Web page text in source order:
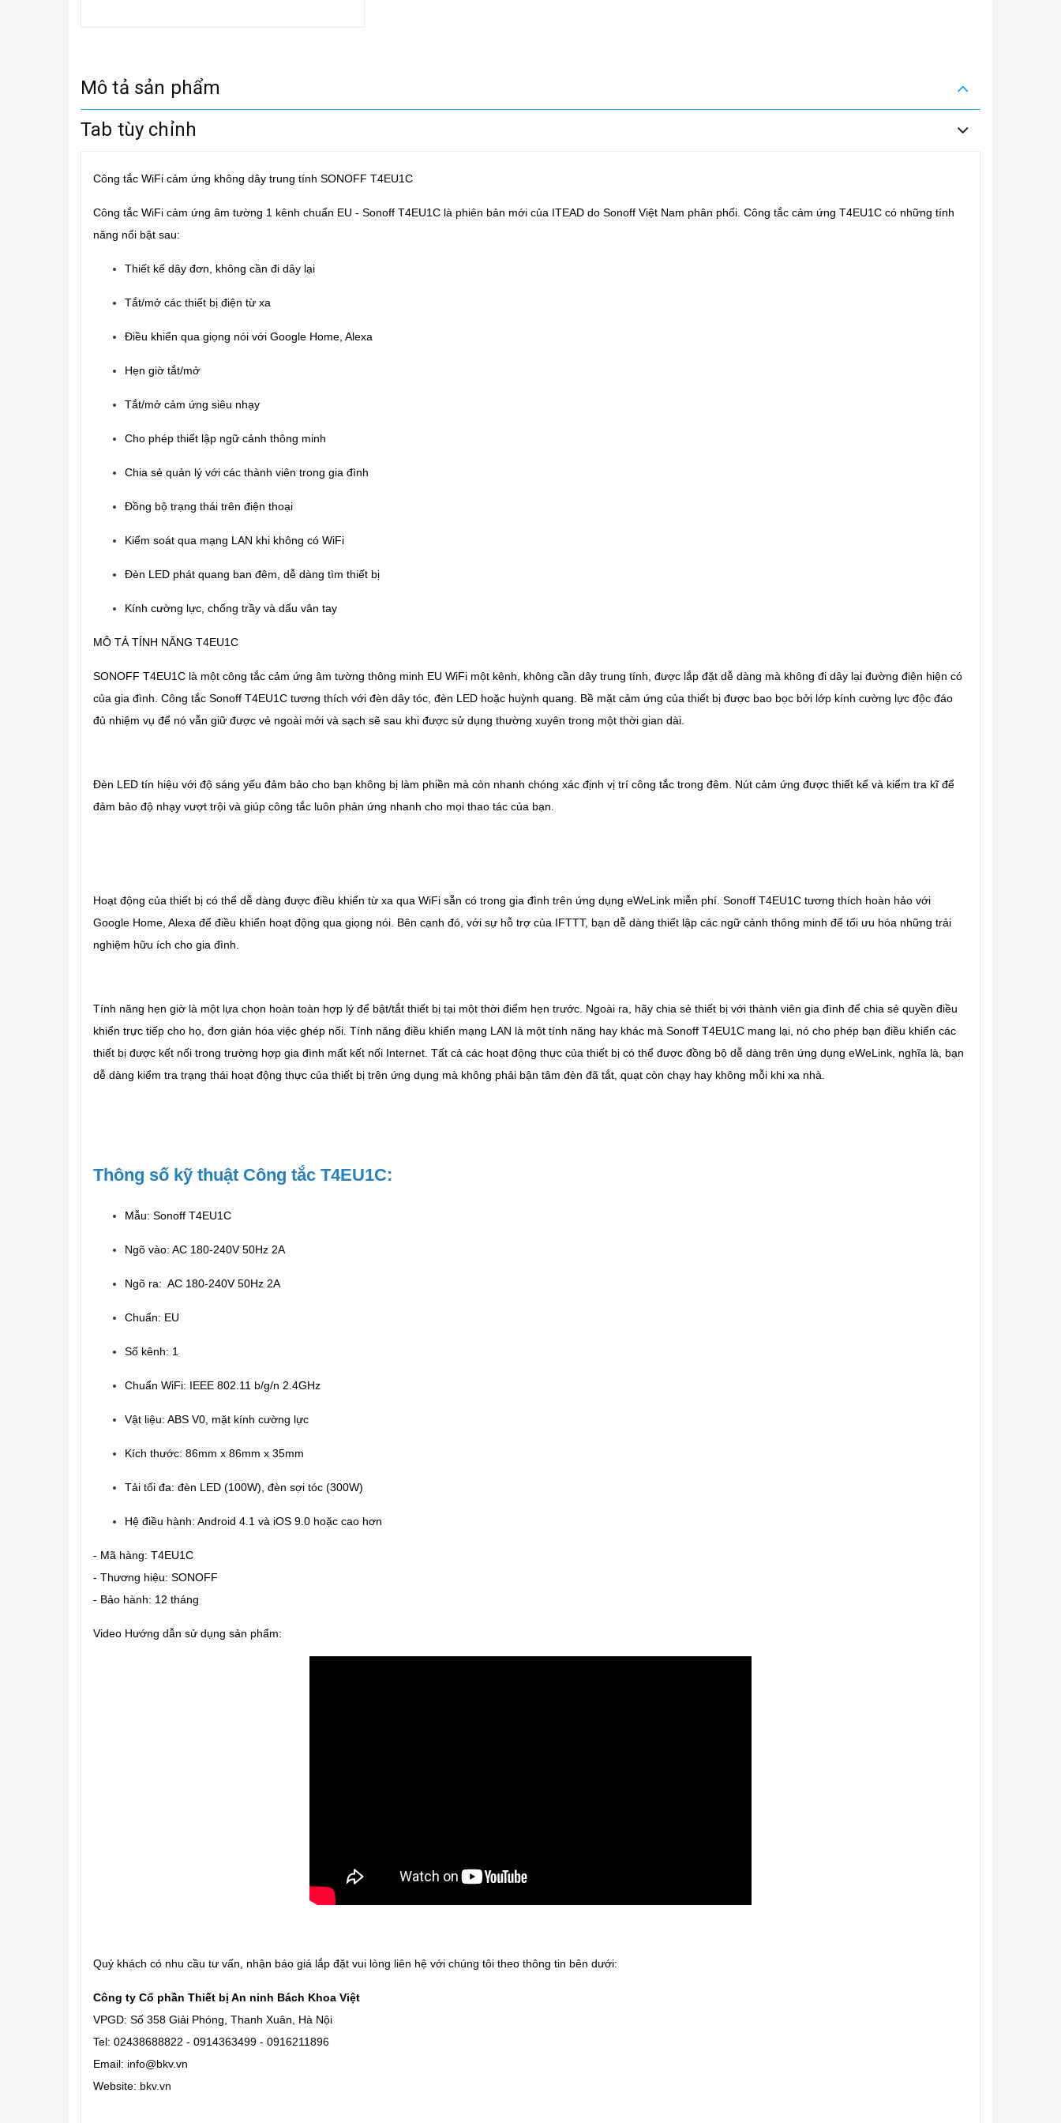
Mô tả sản phẩm
Tab tùy chỉnh
Công tắc WiFi cảm ứng không dây trung tính SONOFF T4EU1C
Công tắc WiFi cảm ứng âm tường 1 kênh chuẩn EU - Sonoff T4EU1C là phiên bản mới của ITEAD do Sonoff Việt Nam phân phối. Công tắc cảm ứng T4EU1C có những tính
năng nổi bật sau:
Thiết kế dây đơn, không cần đi dây lại
Tắt/mở các thiết bị điện từ xa
Điều khiển qua giọng nói với Google Home, Alexa
Hẹn giờ tắt/mở
Tắt/mở cảm ứng siêu nhạy
Cho phép thiết lập ngữ cảnh thông minh
Chia sẻ quản lý với các thành viên trong gia đình
Đồng bộ trạng thái trên điện thoại
Kiểm soát qua mạng LAN khi không có WiFi
Đèn LED phát quang ban đêm, dễ dàng tìm thiết bị
Kính cường lực, chống trầy và dấu vân tay
MÔ TẢ TÍNH NĂNG T4EU1C
SONOFF T4EU1C là một công tắc cảm ứng âm tường thông minh EU WiFi một kênh, không cần dây trung tính, được lắp đặt dễ dàng mà không đi dây lại đường điện hiện có
của gia đình. Công tắc Sonoff T4EU1C tương thích với đèn dây tóc, đèn LED hoặc huỳnh quang. Bề mặt cảm ứng của thiết bị được bao bọc bởi lớp kính cường lực độc đáo
đủ nhiệm vụ để nó vẫn giữ được vẻ ngoài mới và sạch sẽ sau khi được sử dụng thường xuyên trong một thời gian dài.
Đèn LED tín hiệu với độ sáng yếu đảm bảo cho bạn không bị làm phiền mà còn nhanh chóng xác định vị trí công tắc trong đêm. Nút cảm ứng được thiết kế và kiểm tra kĩ để
đảm bảo độ nhạy vượt trội và giúp công tắc luôn phản ứng nhanh cho mọi thao tác của bạn.
Hoạt động của thiết bị có thể dễ dàng được điều khiển từ xa qua WiFi sẵn có trong gia đình trên ứng dụng eWeLink miễn phí. Sonoff T4EU1C tương thích hoàn hảo với
Google Home, Alexa để điều khiển hoạt động qua giọng nói. Bên cạnh đó, với sự hỗ trợ của IFTTT, bạn dễ dàng thiết lập các ngữ cảnh thông minh để tối ưu hóa những trải
nghiệm hữu ích cho gia đình.
Tính năng hẹn giờ là một lựa chọn hoàn toàn hợp lý để bật/tắt thiết bị tại một thời điểm hẹn trước. Ngoài ra, hãy chia sẻ thiết bị với thành viên gia đình để chia sẻ quyền điều
khiển trực tiếp cho họ, đơn giản hóa việc ghép nối. Tính năng điều khiển mạng LAN là một tính năng hay khác mà Sonoff T4EU1C mang lại, nó cho phép bạn điều khiển các
thiết bị được kết nối trong trường hợp gia đình mất kết nối Internet. Tất cả các hoạt động thực của thiết bị có thể được đồng bộ dễ dàng trên ứng dụng eWeLink, nghĩa là, bạn
dễ dàng kiểm tra trạng thái hoạt động thực của thiết bị trên ứng dụng mà không phải bận tâm đèn đã tắt, quạt còn chạy hay không mỗi khi xa nhà.
Thông số kỹ thuật Công tắc T4EU1C:
Mẫu: Sonoff T4EU1C
Ngõ vào: AC 180-240V 50Hz 2A
Ngõ ra: AC 180-240V 50Hz 2A
Chuẩn: EU
Số kênh: 1
Chuẩn WiFi: IEEE 802.11 b/g/n 2.4GHz
Vật liệu: ABS V0, mặt kính cường lực
Kích thước: 86mm x 86mm x 35mm
Tải tối đa: đèn LED (100W), đèn sợi tóc (300W)
Hệ điều hành: Android 4.1 và iOS 9.0 hoặc cao hơn
- Mã hàng: T4EU1C
- Thương hiệu: SONOFF
- Bảo hành: 12 tháng
Video Hướng dẫn sử dụng sản phẩm:
Quý khách có nhu cầu tư vấn, nhận báo giá lắp đặt vui lòng liên hệ với chúng tôi theo thông tin bên dưới:
Công ty Cổ phần Thiết bị An ninh Bách Khoa Việt
VPGD: Số 358 Giải Phóng, Thanh Xuân, Hà Nội
Tel: 02438688822 - 0914363499 - 0916211896
Email: info@bkv.vn
Website: bkv.vn